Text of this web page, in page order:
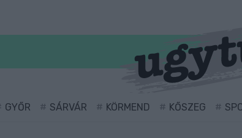
GYŐR SÁRVÁR KÖRMEND KŐSZEG